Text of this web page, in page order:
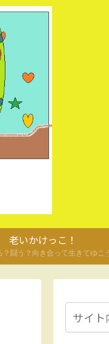
老いかけっこ！
闘う？向き合って生きてゆこ